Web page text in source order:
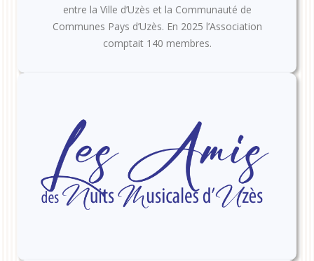
entre la Ville d’Uzès et la Communauté de
Communes Pays d’Uzès. En 2025 l’Association
comptait 140 membres.